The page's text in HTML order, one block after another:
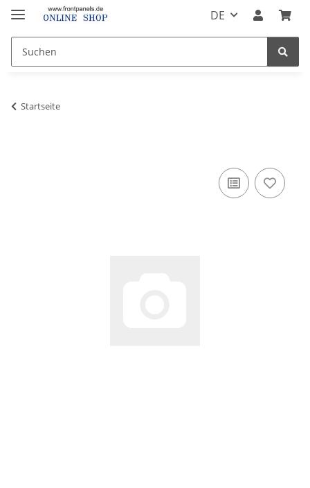
DE
Startseite